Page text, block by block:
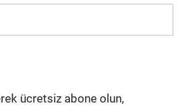
ücretsiz abone olun,